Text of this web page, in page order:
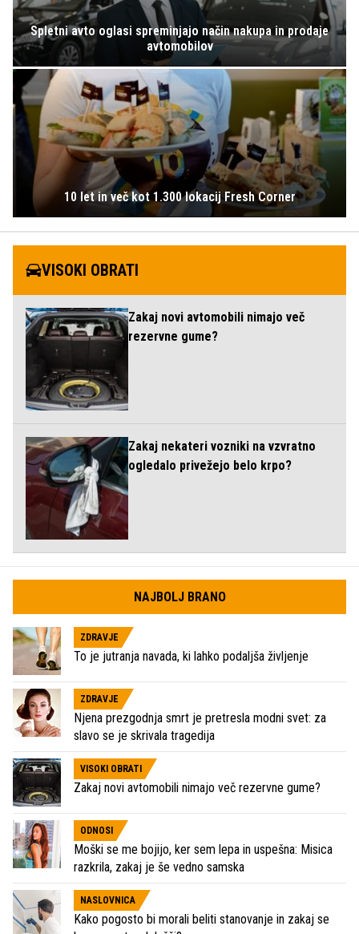
Spletni avto oglasi spreminjajo način nakupa in prodaje
avtomobilov
10 let in več kot 1.300 lokacij Fresh Corner
VISOKI OBRATI
Zakaj novi avtomobili nimajo več
rezervne gume?
Zakaj nekateri vozniki na vzvratno
ogledalo privežejo belo krpo?
NAJBOLJ BRANO
ZDRAVJE
To je jutranja navada, ki lahko podaljša življenje
ZDRAVJE
Njena prezgodnja smrt je pretresla modni svet: za
slavo se je skrivala tragedija
VISOKI OBRATI
Zakaj novi avtomobili nimajo več rezervne gume?
ODNOSI
Moški se me bojijo, ker sem lepa in uspešna: Misica
razkrila, zakaj je še vedno samska
NASLOVNICA
Kako pogosto bi morali beliti stanovanje in zakaj se